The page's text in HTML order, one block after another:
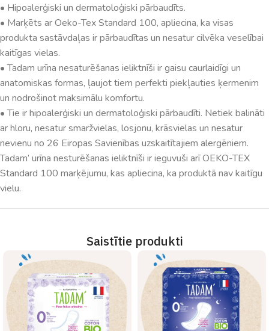
• Hipoalerģiski un dermatoloģiski pārbaudīts.
• Marķēts ar Oeko-Tex Standard 100, apliecina, ka visas
produkta sastāvdaļas ir pārbaudītas un nesatur cilvēka veselībai
kaitīgas vielas.
• Tadam urīna nesaturēšanas ieliktnīši ir gaisu caurlaidīgi un
anatomiskas formas, ļaujot tiem perfekti piekļauties ķermenim
un nodrošinot maksimālu komfortu.
• Tie ir hipoalerģiski un dermatoloģiski pārbaudīti. Netiek balināti
ar hloru, nesatur smaržvielas, losjonu, krāsvielas un nesatur
nevienu no 26 Eiropas Savienības uzskaitītajiem alergēniem.
Tadam’ urīna nesturēšanas ieliktnīši ir ieguvuši arī OEKO-TEX
Standard 100 marķējumu, kas apliecina, ka produktā nav kaitīgu
vielu.
Saistītie produkti